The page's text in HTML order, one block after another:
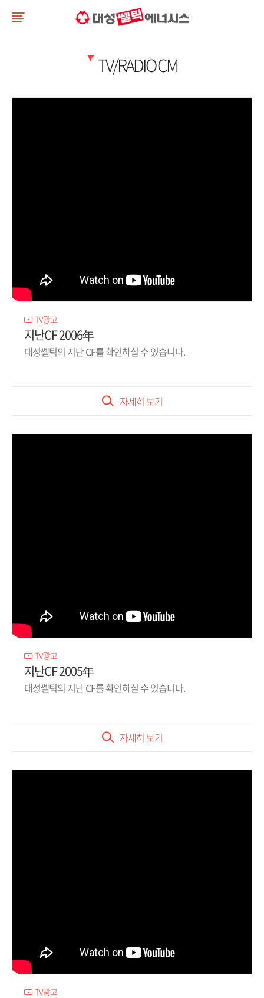
TV/RADIO CM
TV광고
지난CF 2006年
대성쎌틱의 지난 CF를 확인하실 수 있습니다.
자세히 보기
TV광고
지난CF 2005年
대성쎌틱의 지난 CF를 확인하실 수 있습니다.
자세히 보기
TV광고